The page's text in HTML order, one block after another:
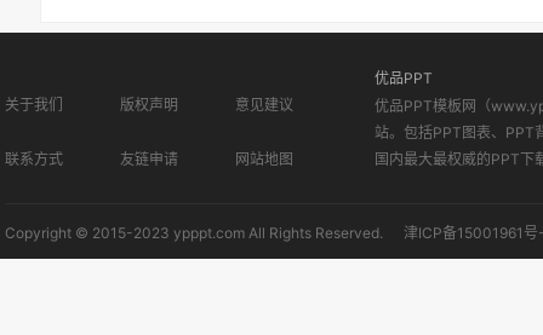
关于我们 版权声明 意见建议
联系方式 友链申请 网站地图
优品PPT
优品PPT模板网（
站。包括PPT图表、PPT
国内最大最权威的PPT下
Copyright © 2015-2023 ypppt.com All Rights Reserved. 津ICP备15001961号